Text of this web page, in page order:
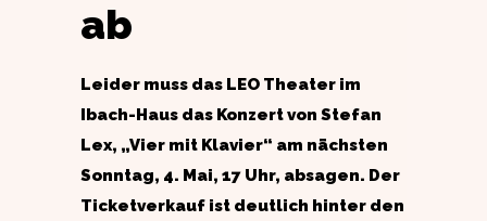
ab
Leider muss das LEO Theater im
Ibach-Haus das Konzert von Stefan
Lex, „Vier mit Klavier“ am nächsten
Sonntag, 4. Mai, 17 Uhr, absagen. Der
Ticketverkauf ist deutlich hinter den